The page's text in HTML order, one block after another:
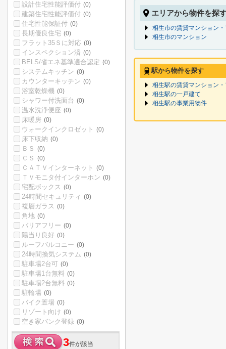
エリアから物件を探
相生市の賃貸マンション
相生市のマンション
駅から物件を探す
相生駅の賃貸マンション
相生駅の一戸建て
相生駅の事業用物件
設計住宅性能評価付 (0)
建築住宅性能評価付 (0)
住宅性能保証付 (0)
長期優良住宅 (0)
フラット35Ｓに対応 (0)
インスペクション済 (0)
BELS/省エネ基準適合認定 (0)
システムキッチン (0)
カウンターキッチン (0)
浴室乾燥機 (0)
シャワー付洗面台 (0)
温水洗浄便座 (0)
床暖房 (0)
ウォークインクロゼット (0)
床下収納 (0)
ＢＳ (0)
ＣＳ (0)
ＣＡＴＶインターネット (0)
ＴＶモニタ付インターホン (0)
宅配ボックス (0)
24時間セキュリティ (0)
複層ガラス (0)
角地 (0)
バリアフリー (0)
陽当り良好 (0)
ルーフバルコニー (0)
24時間換気システム (0)
駐車場2台可 (0)
駐車場1台無料 (0)
駐車場2台無料 (0)
駐輪場 (0)
バイク置場 (0)
リゾート向け (0)
空き家バンク登録 (0)
3件が該当